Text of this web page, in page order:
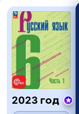
2023 год